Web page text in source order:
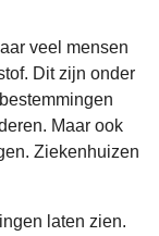
veel mensen
Dit zijn onder
Maar ook
Ziekenhuizen
laten zien.